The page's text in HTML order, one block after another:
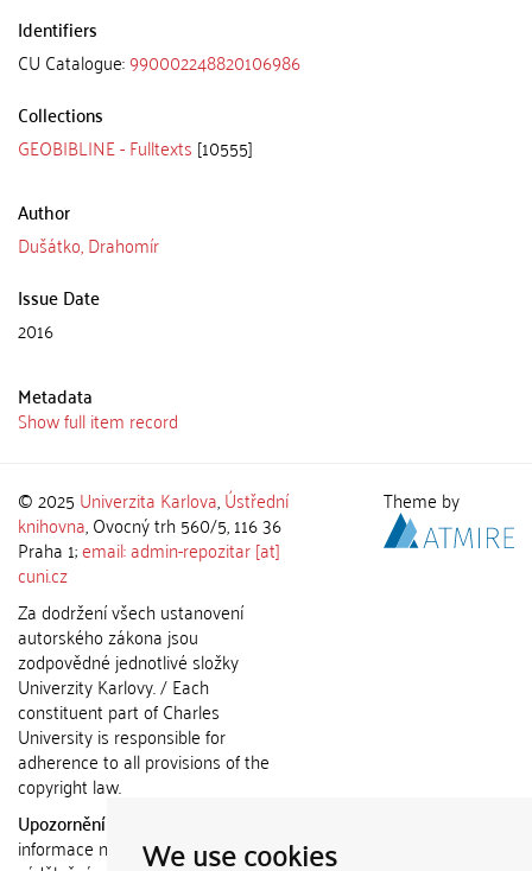
We use cookies
Identifiers
CU Catalogue:990002248820106986
Collections
GEOBIBLINE - Fulltexts [10555]
Author
Dušátko, Drahomír
Issue Date
2016
Metadata
Show full item record
© 2025 Univerzita Karlova,Ústřední
knihovna, Ovocný trh 560/5, 116 36
Praha 1;email: admin-repozitar [at]
cuni.cz
Za dodržení všech ustanovení
autorského zákona jsou
zodpovědné jednotlivé složky
Univerzity Karlovy. / Each
constituent part of Charles
University is responsible for
adherence to all provisions of the
copyright law.
Upozornění / Notice:
informace nemohou být použity k
Theme by